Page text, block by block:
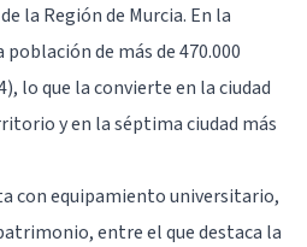
la Región de Murcia. En la
de más de 470.000
lo que la convierte en la ciudad
y en la séptima ciudad más
con equipamiento universitario,
entre el que destaca la